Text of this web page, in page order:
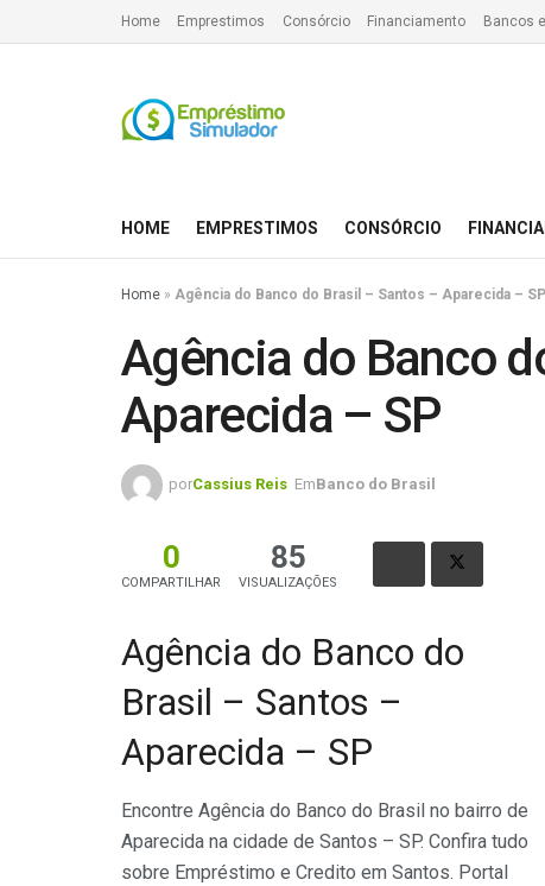
Home Emprestimos Consórcio Financiamento Bancos
HOME EMPRESTIMOS CONSÓRCIO
Home » Agência do Banco do Brasil – Santos – Aparecida – SP
Agência do Banco
Aparecida – SP
porCassius Reis EmBanco do Brasil
0
COMPARTILHAR
85
VISUALIZAÇÕES
Agência do Banco do
Brasil – Santos –
Aparecida – SP
Encontre Agência do Banco do Brasil no bairro de
Aparecida na cidade de Santos – SP. Confira tudo
sobre Empréstimo e Credito em Santos. Portal